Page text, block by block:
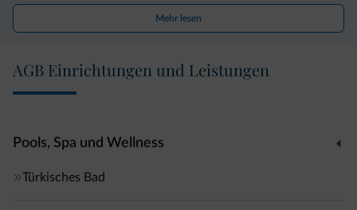
Unternehmungen in die einzigartige Natur des
Schlerngebietes. Sonne, Berge und ein vielfältiges
Mehr lesen
AGB Einrichtungen und Leistungen
Pools, Spa und Wellness
Türkisches Bad